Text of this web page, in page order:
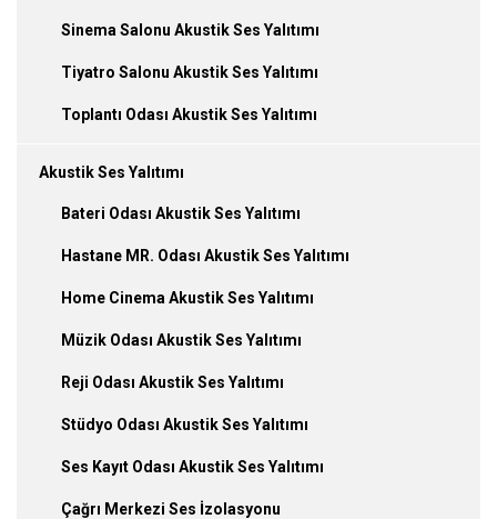
Sinema Salonu Akustik Ses Yalıtımı
Tiyatro Salonu Akustik Ses Yalıtımı
Toplantı Odası Akustik Ses Yalıtımı
Akustik Ses Yalıtımı
Bateri Odası Akustik Ses Yalıtımı
Hastane MR. Odası Akustik Ses Yalıtımı
Home Cinema Akustik Ses Yalıtımı
Müzik Odası Akustik Ses Yalıtımı
Reji Odası Akustik Ses Yalıtımı
Stüdyo Odası Akustik Ses Yalıtımı
Ses Kayıt Odası Akustik Ses Yalıtımı
Çağrı Merkezi Ses İzolasyonu